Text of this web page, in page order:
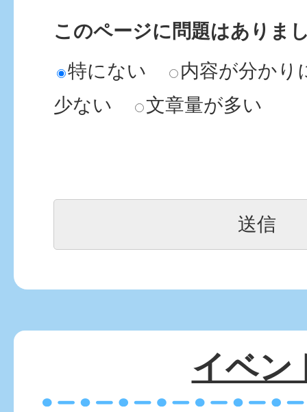
このページに問題はありま
特にない
内容が分かり
少ない
文章量が多い
イベン